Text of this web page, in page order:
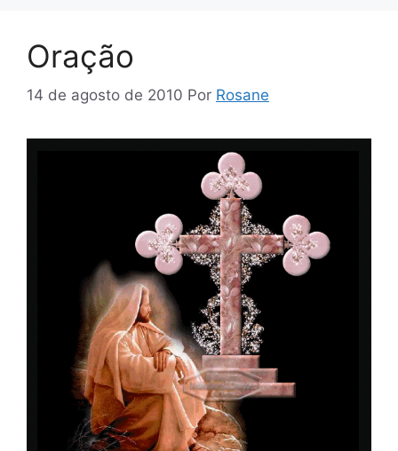
Oração
14 de agosto de 2010 Por Rosane